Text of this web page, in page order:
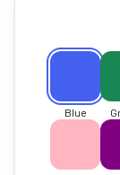
Blue